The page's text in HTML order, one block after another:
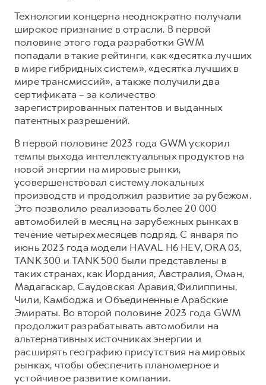
Технологии концерна неоднократно получали
широкое признание в отрасли. В первой
половине этого года разработки GWM
попадали в такие рейтинги, как «десятка лучших
в мире гибридных систем», «десятка лучших в
мире трансмиссий», а также получили два
сертификата – за количество
зарегистрированных патентов и выданных
патентных разрешений.
В первой половине 2023 года GWM ускорил
темпы выхода интеллектуальных продуктов на
новой энергии на мировые рынки,
усовершенствовал систему локальных
производств и продолжил развитие за рубежом.
Это позволило реализовать более 20 000
автомобилей в месяц на зарубежных рынках в
течение четырех месяцев подряд. С января по
июнь 2023 года модели HAVAL H6 HEV, ORA 03,
TANK 300 и TANK 500 были представлены в
таких странах, как Иордания, Австралия, Оман,
Мадагаскар, Саудовская Аравия, Филиппины,
Чили, Камбоджа и Объединенные Арабские
Эмираты. Во второй половине 2023 года GWM
продолжит разрабатывать автомобили на
альтернативных источниках энергии и
расширять географию присутствия на мировых
рынках, чтобы обеспечить планомерное и
устойчивое развитие компании.